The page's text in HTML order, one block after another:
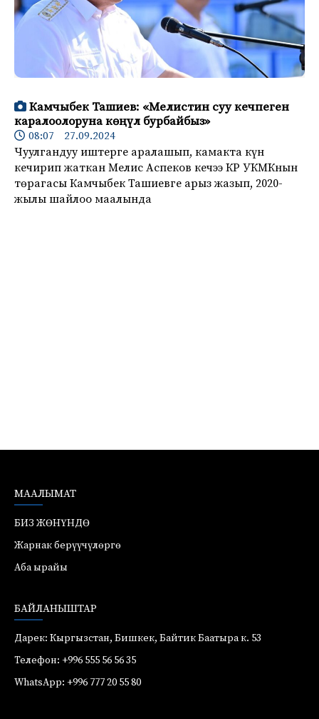
Камчыбек Ташиев: «Мелистин суу кечпеген
каралоолоруна көңүл бурбайбыз»
08:07 27.09.2024
Чуулгандуу иштерге аралашып, камакта күн
кечирип жаткан Мелис Аспеков кечээ КР УКМКнын
төрагасы Камчыбек Ташиевге арыз жазып, 2020-
жылы шайлоо маалында
МААЛЫМАТ
БИЗ ЖӨНҮНДӨ
Жарнак берүүчүлөргө
Аба ырайы
БАЙЛАНЫШТАР
Дарек: Кыргызстан, Бишкек, Байтик Баатыра к. 53
Телефон: +996 555 56 56 35
WhatsApp: +996 777 20 55 80